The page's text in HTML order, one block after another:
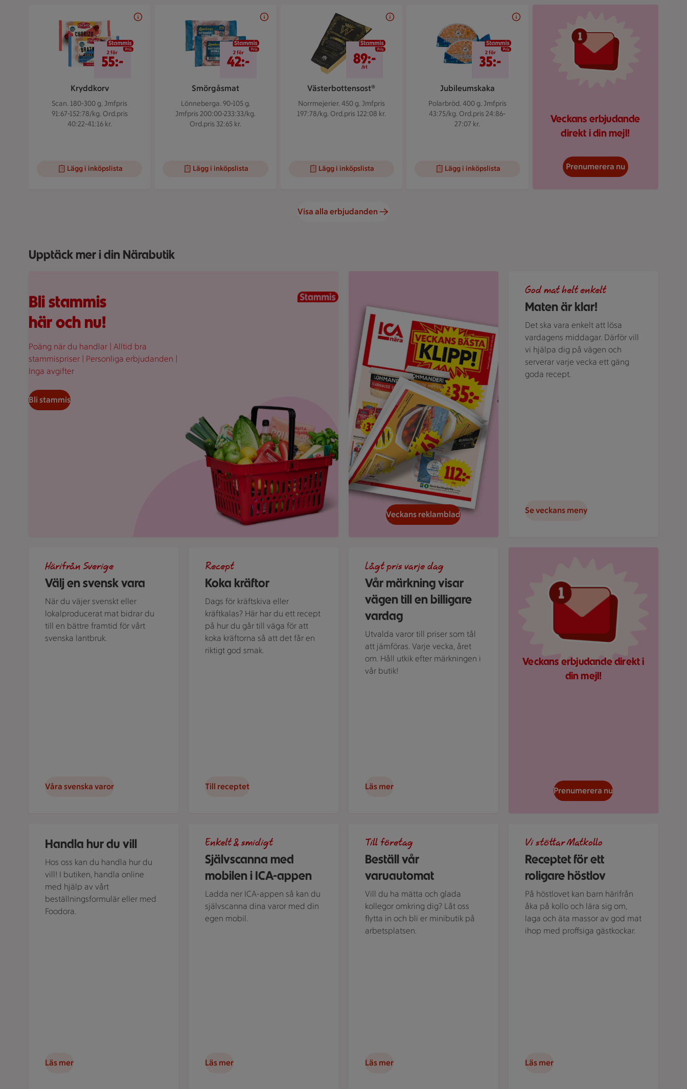
Bildspel med 5 bilder.
Kryddkorv
Scan. 180-300 g.Jmfpris
91:67-152:78/kg. Ord.pris
40:22-41:16 kr.
2 för 55 kr
2 för
55:-
Lägg i inköpslista
Smörgåsmat
Lönneberga. 90-105 g.
Jmfpris 200:00-233:33/kg.
Ord.pris 32:65 kr.
2 för 42 kr
2 för
42:-
Lägg i inköpslista
Västerbottensost®
Norrmejerier. 450 g. Jmfpris
197:78/kg. Ord.pris 122:08 kr.
89 kr/st
89:-
/st
Lägg i inköpslista
Jubileumskaka
Polarbröd. 400 g. Jmfpris
43:75/kg. Ord.pris 24:86-
27:07 kr.
2 för 35 kr
2 för
35:-
Lägg i inköpslista
Veckans erbjudande
direkt i din mejl!
Prenumerera nu
Visa alla erbjudanden
Upptäck mer i din Närabutik
Bli stammis
här och nu!
Poäng när du handlar | Alltid bra
stammispriser | Personliga erbjudanden |
Inga avgifter
Bli stammis
Veckans reklamblad
Maten är klar!
God mat helt enkelt
Det ska vara enkelt att lösa
vardagens middagar. Därför vill
vi hjälpa dig på vägen och
serverar varje vecka ett gäng
goda recept.
Se veckans meny
Välj en svensk vara
Härifrån Sverige
När du väjer svenskt eller
lokalproducerat mat bidrar du
till en bättre framtid för vårt
svenska lantbruk.
Våra svenska varor
Koka kräftor
Recept
Dags för kräftskiva eller
kräftkalas? Här har du ett recept
på hur du går till väga för att
koka kräftorna så att det får en
riktigt god smak.
Till receptet
Vår märkning visar
vägen till en billigare
vardag
Lågt pris varje dag
Utvalda varor till priser som tål
att jämföras. Varje vecka, året
om. Håll utkik efter märkningen i
vår butik!
Läs mer
Veckans erbjudande direkt i
din mejl!
Prenumerera nu
Handla hur du vill
Hos oss kan du handla hur du
vill! I butiken, handla online
med hjälp av vårt
beställningsformulär eller med
Foodora.
Läs mer
Självscanna med
mobilen i ICA-appen
Enkelt & smidigt
Ladda ner ICA-appen så kan du
självscanna dina varor med din
egen mobil.
Läs mer
Beställ vår
varuautomat
Till företag
Vill du ha mätta och glada
kollegor omkring dig? Låt oss
flytta in och bli er minibutik på
arbetsplatsen.
Läs mer
Receptet för ett
roligare höstlov
Vi stöttar Matkollo
På höstlovet kan barn härifrån
åka på kollo och lära sig om,
laga och äta massor av god mat
ihop med proffsiga gästkockar.
Läs mer